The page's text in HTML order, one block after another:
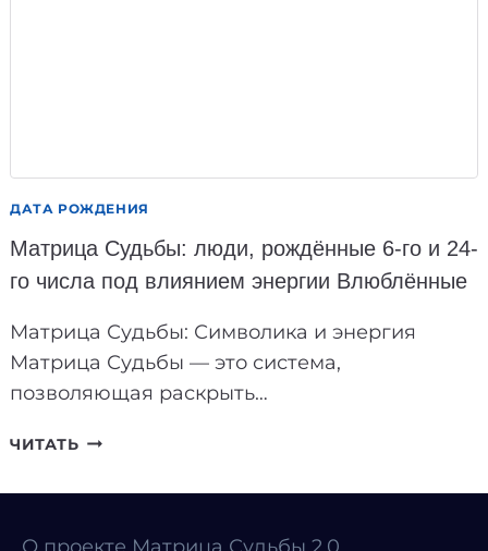
ДАТА РОЖДЕНИЯ
Матрица Судьбы: люди, рождённые 6-го и 24-
го числа под влиянием энергии Влюблённые
Матрица Судьбы: Символика и энергия
Матрица Судьбы — это система,
позволяющая раскрыть…
ЧИТАТЬ МАТРИЦА
ЛЮДИ,
6-